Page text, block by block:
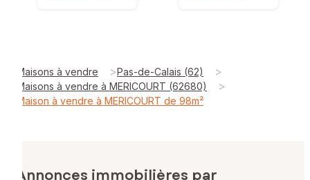
Maisons à vendre >Pas-de-Calais (62) >
Maisons à vendre à MERICOURT (62680) >
Maison à vendre à MERICOURT de 98m²
Annonces immobilières par